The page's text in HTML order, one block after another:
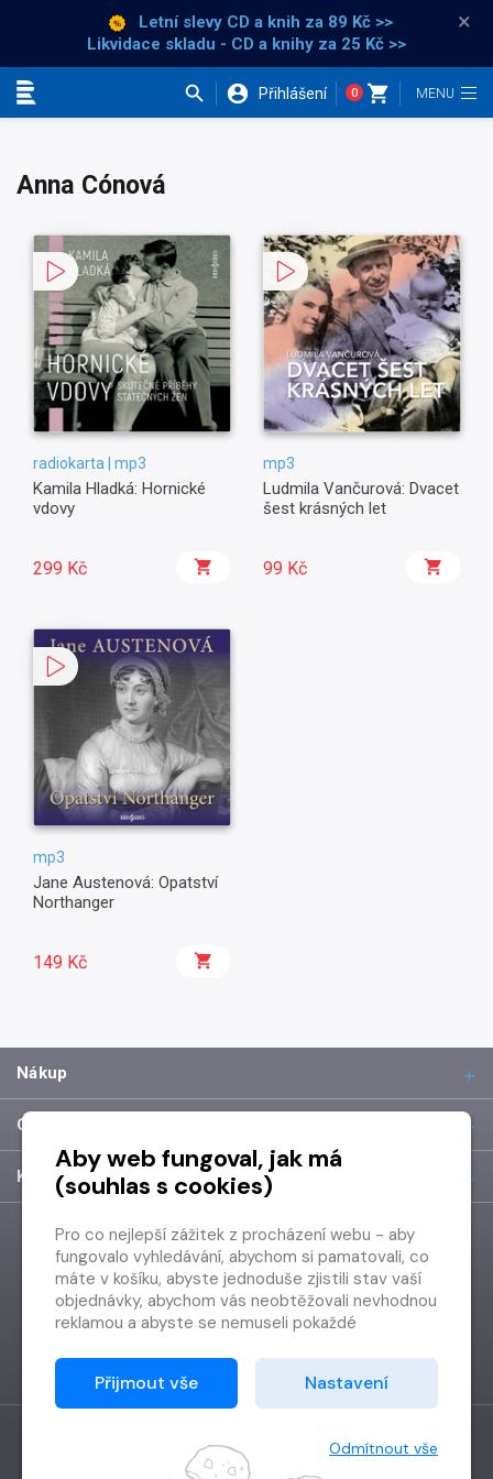
Letní slevy CD a knih za 89 Kč >>
Likvidace skladu - CD a knihy za 25 Kč >>
×
Přihlášení 0
Anna Cónová
radiokarta | mp3
Kamila Hladká: Hornické
vdovy
299 Kč
mp3
Ludmila Vančurová: Dvacet
šest krásných let
99 Kč
mp3
Jane Austenová: Opatství
Northanger
149 Kč
Nákup
O společnosti
Kontakt
Vytvořilo Grand IT s.r.o.
Aby web fungoval, jak má
(souhlas s cookies)
Pro co nejlepší zážitek z procházení webu - aby
fungovalo vyhledávání, abychom si pamatovali, co
máte v košíku, abyste jednoduše zjistili stav vaší
objednávky, abychom vás neobtěžovali nevhodnou
reklamou a abyste se nemuseli pokaždé
Proto od vás potřebujeme souhlas se
zpracováním souborů cookies
Děkujeme, že nám ho dáte a pomůžete nám tak
Přijmout vše Nastavení
Odmítnout vše